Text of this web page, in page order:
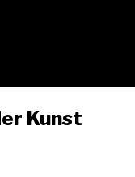
Kunst